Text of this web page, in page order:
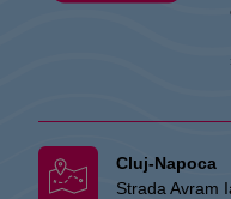
Cluj-Napoca
Strada Avram